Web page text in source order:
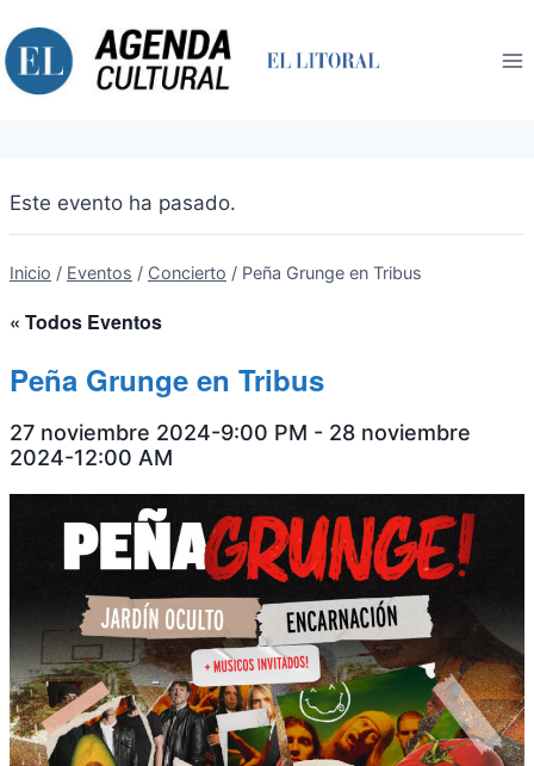
al
contenido
Este evento ha pasado.
Inicio / Eventos / Concierto / Peña Grunge en Tribus
« Todos Eventos
Peña Grunge en Tribus
27 noviembre 2024-9:00 PM - 28 noviembre
2024-12:00 AM